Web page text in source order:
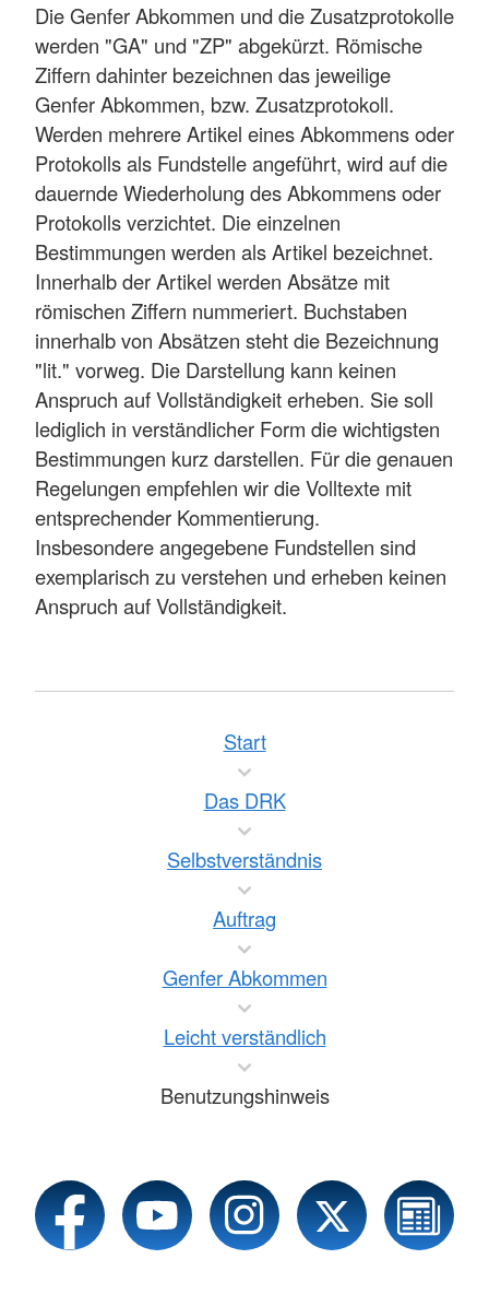
Die Genfer Abkommen und die Zusatzprotokolle
werden "GA" und "ZP" abgekürzt. Römische
Ziffern dahinter bezeichnen das jeweilige
Genfer Abkommen, bzw. Zusatzprotokoll.
Werden mehrere Artikel eines Abkommens oder
Protokolls als Fundstelle angeführt, wird auf die
dauernde Wiederholung des Abkommens oder
Protokolls verzichtet. Die einzelnen
Bestimmungen werden als Artikel bezeichnet.
Innerhalb der Artikel werden Absätze mit
römischen Ziffern nummeriert. Buchstaben
innerhalb von Absätzen steht die Bezeichnung
"lit." vorweg. Die Darstellung kann keinen
Anspruch auf Vollständigkeit erheben. Sie soll
lediglich in verständlicher Form die wichtigsten
Bestimmungen kurz darstellen. Für die genauen
Regelungen empfehlen wir die Volltexte mit
entsprechender Kommentierung.
Insbesondere angegebene Fundstellen sind
exemplarisch zu verstehen und erheben keinen
Anspruch auf Vollständigkeit.
Start
Das DRK
Selbstverständnis
Auftrag
Genfer Abkommen
Leicht verständlich
Benutzungshinweis